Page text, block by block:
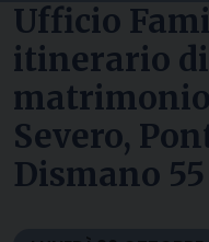
Ufficio
itinerario
Severo,
Dismano